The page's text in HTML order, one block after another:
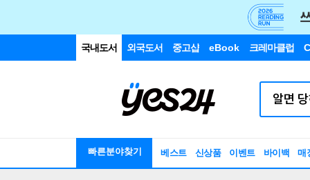
국내도서 외국도서 중고샵 eBook 크레마클럽
빠른분야찾기 베스트 신상품 이벤트 바이백 매